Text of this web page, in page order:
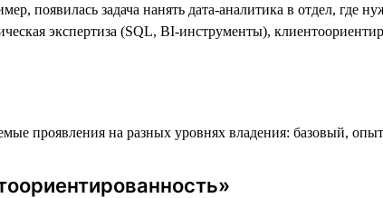
появилась задача нанять дата-аналитика в отдел, где
экспертиза (SQL, BI-инструменты),
проявления на разных уровнях владения: базовый,